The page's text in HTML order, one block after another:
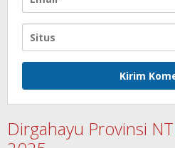
Dirgahayu Provinsi